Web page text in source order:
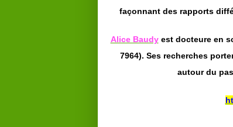
façonnant des rapports
Alice Baudyest docteure en
7964). Ses recherches
autour du